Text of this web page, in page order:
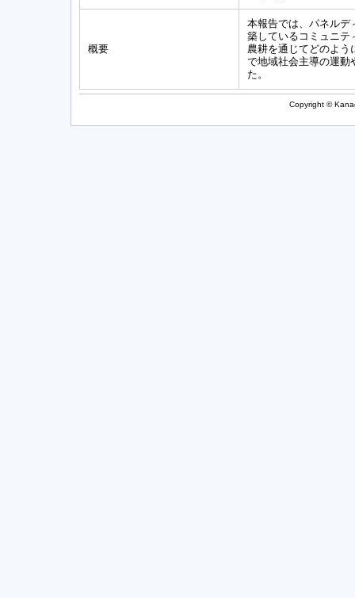
概要
本報告では、パネルデ
築しているコミュニテ
農耕を通じてどのよ
で地域社会主導の運動
た。
Copyright ©